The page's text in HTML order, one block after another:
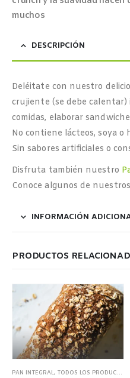
muchos
DESCRIPCIÓN
Deléitate con nuestro
crujiente (se debe calentar)
comidas, elaborar
No contiene lácteos, soya o
Sin sabores artificiales o
Disfruta también nuestro
Conoce algunos de
INFORMACIÓN
PRODUCTOS
PAN INTEGRAL, TODOS LOS PRODUCTOS